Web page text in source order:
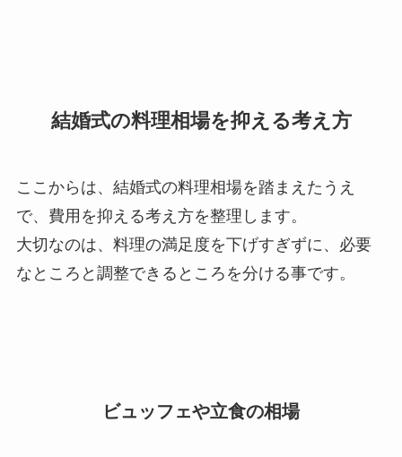
結婚式の料理相場を抑える考え方
ここからは、結婚式の料理相場を踏まえたうえ
で、費用を抑える考え方を整理します。
大切なのは、料理の満足度を下げすぎずに、必要
なところと調整できるところを分ける事です。
ビュッフェや立食の相場